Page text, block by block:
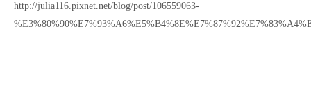
http://julia116.pixnet.net/blog/post/106559063-